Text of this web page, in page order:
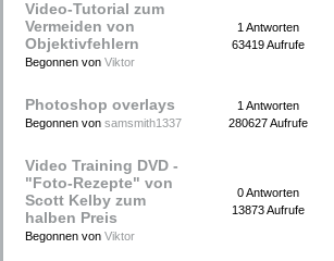
Video-Tutorial zum
Vermeiden von
Objektivfehlern
Begonnen von Viktor
1 Antworten
63419 Aufrufe
Photoshop overlays
Begonnen von samsmith1337
1 Antworten
280627 Aufrufe
Video Training DVD -
"Foto-Rezepte" von
Scott Kelby zum
halben Preis
Begonnen von Viktor
0 Antworten
13873 Aufrufe